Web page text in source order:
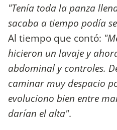
"Tenía toda la panza
sacaba a tiempo podía
Al tiempo que contó:
hicieron un lavaje y
abdominal y controles.
caminar muy despacio
evoluciono bien entre
darían el alta".